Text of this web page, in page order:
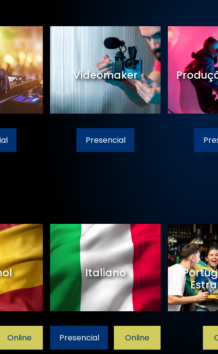
Videomaker
Presencial
Online
Italiano
Presencial Online